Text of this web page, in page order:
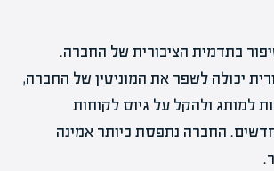
בתדמית הציבורית של החברה.
יכולה לשפר את המוניטין של החברה,
למותג ולהקל על גיוס לקוחות
החברה נתפסת כיותר אמינה